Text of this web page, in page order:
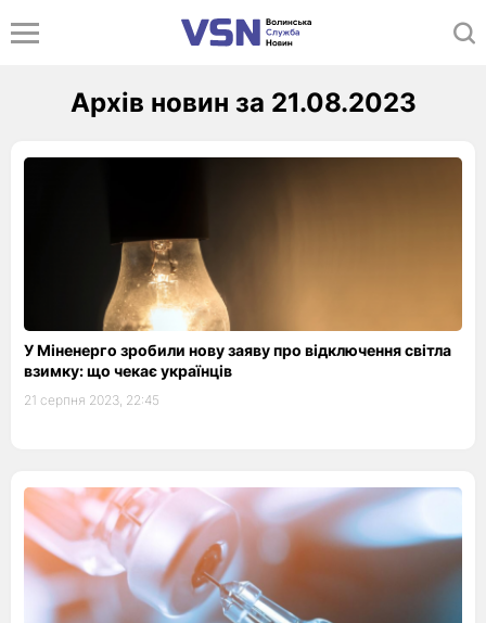
Архів новин за 21.08.2023
У Міненерго зробили нову заяву про відключення світла
взимку: що чекає українців
21 серпня 2023, 22:45